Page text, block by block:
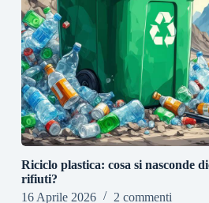
Riciclo plastica: cosa si nasconde
rifiuti?
16 Aprile 2026
2 commenti